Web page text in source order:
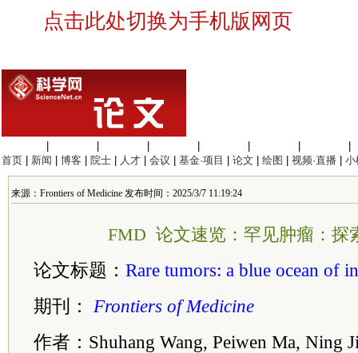
点击此处切换为手机版网页
首页
新闻 博客 院士 人才 会议 基金·项目 论文 绘图 视频·直播 小
来源：Frontiers of Medicine 发布时间：2025/3/7 11:19:24
FMD 论文速览：罕见肿瘤：探
论文标题： Rare tumors: a blue ocean of
期刊： Frontiers of Medicine
作者：Shuhang Wang, Peiwen Ma, Ning